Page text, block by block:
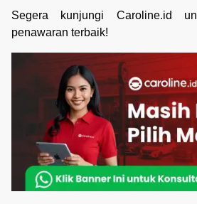
Segera kunjungi Caroline.id
penawaran terbaik!